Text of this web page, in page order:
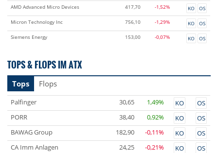
AMD Advanced Micro Devices
417,70 -1,52% KO
OS
Micron Technology Inc
756,10 -1,29% KO
OS
Siemens Energy
153,00 -0,07% KO OS
TOPS & FLOPS IM ATX
Tops Flops
Palfinger 30,65 1,49% KO
OS
PORR
38,40 0,92% KO
OS
BAWAG Group
182,90 -0,11% KO
OS
CA Imm Anlagen
24,25 -0,21% KO
OS